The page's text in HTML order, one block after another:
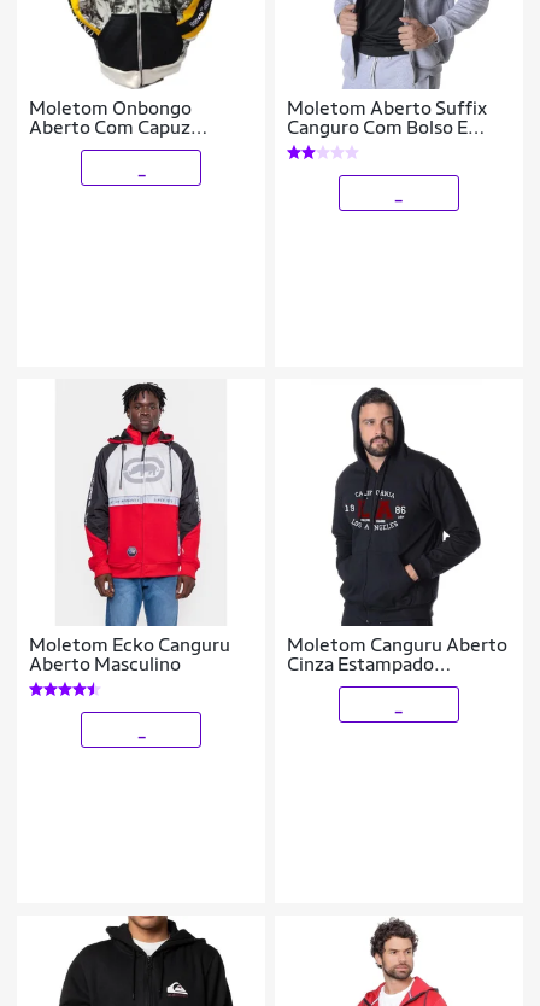
Moletom Onbongo
Aberto Com Capuz
Masculino Original
Moletom Aberto Suffix
Canguro Com Bolso E
Capuz Masculino
Moletom Ecko Canguru
Aberto Masculino
Moletom Canguru Aberto
Cinza Estampado
Califórnia